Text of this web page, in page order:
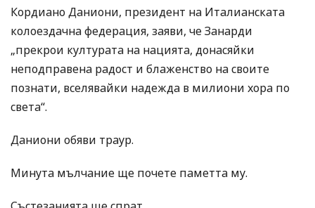
Кордиано Даниони, президент на Италианската
колоездачна федерация, заяви, че Занарди
„прекрои културата на нацията, донасяйки
неподправена радост и блаженство на своите
познати, вселявайки надежда в милиони хора по
света“.
Даниони обяви траур.
Минута мълчание ще почете паметта му.